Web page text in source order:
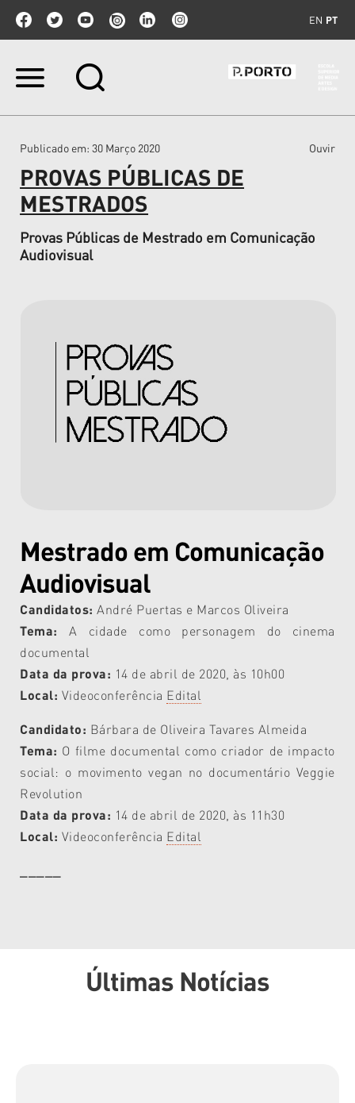
EN PT
Ir
Ir
navegação
Publicado em: 30 Março 2020 Ouvir
PROVAS PÚBLICAS DE
MESTRADOS
Provas Públicas de Mestrado em Comunicação
Audiovisual
Mestrado em Comunicação
Audiovisual
Candidatos:André Puertas e Marcos Oliveira
Tema: A cidade como personagem do cinema
documental
Data da prova: 14 de abril de 2020, às 10h00
Local: Videoconferência Edital
Candidato: Bárbara de Oliveira Tavares Almeida
Tema: O filme documental como criador de impacto
social: o movimento vegan no documentário Veggie
Revolution
Data da prova: 14 de abril de 2020, às 11h30
Local: Videoconferência Edital
Últimas Notícias